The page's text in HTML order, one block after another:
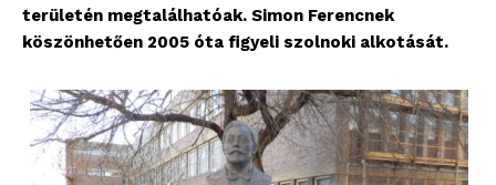
területén megtalálhatóak. Simon Ferencnek
köszönhetően 2005 óta figyeli szolnoki alkotását.